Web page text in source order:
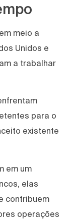
meio a
Unidos e
a trabalhar
para o
existente
em um
elas
contribuem
operações